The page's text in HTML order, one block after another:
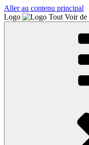
Aller au contenu principal
Logo